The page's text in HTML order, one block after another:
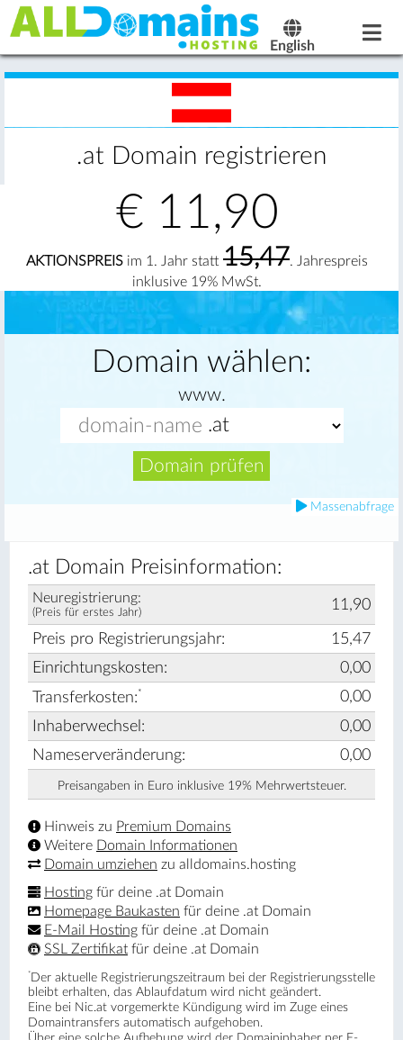
English
.at Domain registrieren
€ 11,90
AKTIONSPREIS im 1. Jahr statt 15,47. Jahrespreis
inklusive 19% MwSt.
Domain wählen:
www.
Domain prüfen
Massenabfrage
.at Domain Preisinformation:
Neuregistrierung:
(Preis für erstes Jahr) 11,90
Preis pro Registrierungsjahr:
15,47
Einrichtungskosten:
0,00
Transferkosten:*
0,00
Inhaberwechsel:
0,00
Nameserveränderung:
0,00
Preisangaben in Euro inklusive 19% Mehrwertsteuer.
Hinweis zu Premium Domains
Weitere Domain Informationen
Domain umziehen zu alldomains.hosting
Hosting für deine .at Domain
Homepage Baukasten für deine .at Domain
E-Mail Hosting für deine .at Domain
SSL Zertifikat für deine .at Domain
* Der aktuelle Registrierungs­zeitraum bei der Registrierungsstelle
bleibt erhalten, das Ablaufdatum wird nicht geändert.
Eine bei Nic.at vorgemerkte Kündigung wird im Zuge eines
Domaintransfers automatisch aufgehoben.